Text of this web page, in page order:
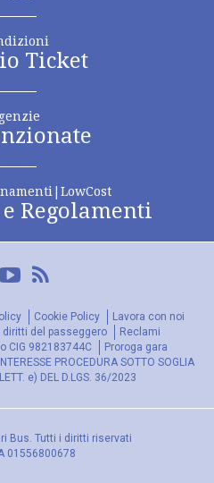
Ticket
Regolamenti
YouTube
Cookie Policy
Lavora con noi
diritti del passeggero
Reclami
CIG 982183744C
Proroga gara
PROCEDURA SOTTO SOGLIA
e) DEL D.LGS. 36/2023
Bus. Tutti i diritti riservati
01556800678